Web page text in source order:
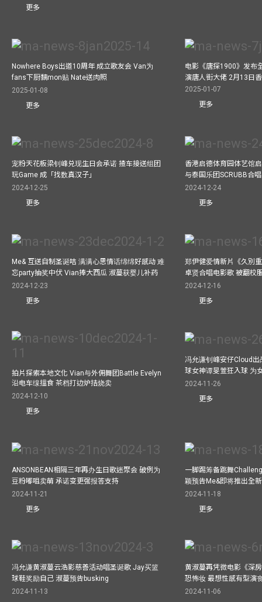
更多
Nowhere Boys出道10周年 成立歌友会 Van为
fans下厨黐mon贴 Nate送肉照
2025-01-08
更多
电影《唐探1900》发布
演唐人街大佬 2月13日
2025-01-07
更多
宠粉天花板梁钊峰兑现生日会承诺 揸车接送组团
玩Game 成「找数真汉子」
2024-12-25
更多
香港启德体育园体艺馆
与泰国乐团SCRUBB合
2024-12-24
更多
Me& 互送自制圣诞咭 满满心思情话绵绵好感动 难
忘party抽奖中伏 Vian捧大西瓜 淑蔓获婴儿补药
2024-12-23
更多
郑伊健爱情新片《久別
卓贤合唱电影歌 被翻校
2024-12-16
更多
拍片探索本地文化 Vian与外佣舞团Battle Evelyn
沿电车缐搵食 茶档打边炉拮烧卖
2024-12-10
更多
冯允谦钊峰安仔Cloud
球女神谭旻萱狂入球 为
2024-11-26
更多
ANSONBEAN相隔三年再办生日歌迷聚会 破例为
豆粉嘟咀卖萌 承诺变更强报答支持
2024-11-21
更多
一脚踢筹备跳舞
颖预告Me&即将推出全
2024-11-18
更多
冯允谦黄淑蔓云浩影慈善活动唱圣诞歌 Jay买篮
球鞋奖励自己 淑蔓预告busking
2024-11-13
黄淑蔓再凭微电影《深
恐怖妆 最想性感有型演
2024-11-06